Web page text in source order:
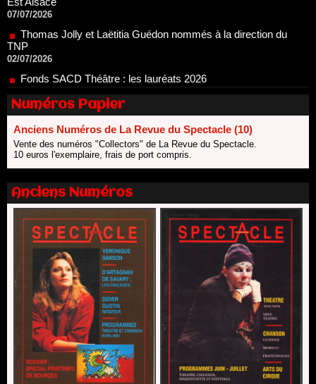
Thomas Jolly et Laëtitia Guédon nommés à la direction du
TNP
02/07/2026
Fonds SACD Théâtre : les lauréats 2026
23/06/2026
Dispositif ARTCENA Écrire pour le cirque, les lauréats 2026 !
20/06/2026
Le palmarès des prix SACD 2026
18/06/2026
Les 10 lauréats du Fonds Grandes Formes Théâtre 2026
SACD
Nomination de Nathalie Garraud et Olivier Saccomano à la
direction du Théâtre de Gennevilliers - CDN
13/06/2026
Dispositif SACD Auteurs d'espaces : les lauréats 2026
18/03/2026
Numéros Papier
Anciens Numéros de La Revue du Spectacle (10)
Vente des numéros "Collectors" de La Revue du Spectacle.
10 euros l'exemplaire, frais de port compris.
Anciens Numéros